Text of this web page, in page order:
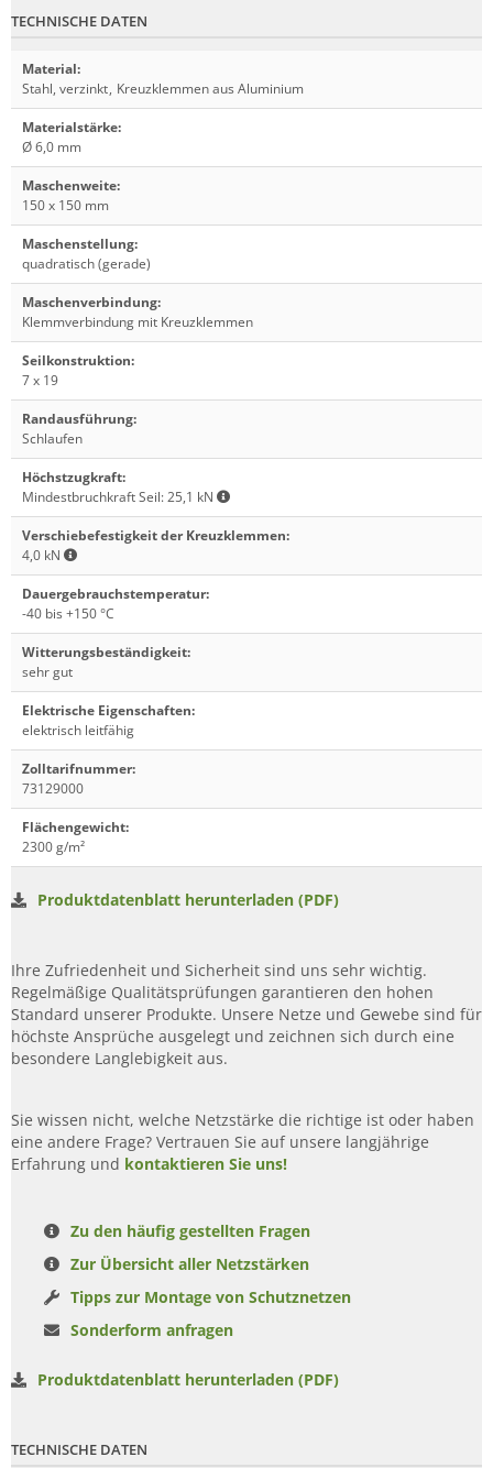
TECHNISCHE DATEN
Material:
Stahl, verzinkt, Kreuzklemmen aus Aluminium
Materialstärke:
Ø 6,0 mm
Maschenweite:
150 x 150 mm
Maschenstellung:
quadratisch (gerade)
Maschenverbindung:
Klemmverbindung mit Kreuzklemmen
Seilkonstruktion:
7 x 19
Randausführung:
Schlaufen
Höchstzugkraft:
Mindestbruchkraft Seil: 25,1 kN
Verschiebefestigkeit der Kreuzklemmen:
4,0 kN
Dauergebrauchstemperatur:
-40 bis +150 °C
Witterungsbeständigkeit:
sehr gut
Elektrische Eigenschaften:
elektrisch leitfähig
Zolltarifnummer:
73129000
Flächengewicht:
2300 g/m²
Produktdatenblatt herunterladen (PDF)
Ihre Zufriedenheit und Sicherheit sind uns sehr wichtig.
Regelmäßige Qualitätsprüfungen garantieren den hohen
Standard unserer Produkte. Unsere Netze und Gewebe sind für
höchste Ansprüche ausgelegt und zeichnen sich durch eine
besondere Langlebigkeit aus.
Sie wissen nicht, welche Netzstärke die richtige ist oder haben
eine andere Frage? Vertrauen Sie auf unsere langjährige
Erfahrung und kontaktieren Sie uns!
Zu den häufig gestellten Fragen
Zur Übersicht aller Netzstärken
Tipps zur Montage von Schutznetzen
Sonderform anfragen
Produktdatenblatt herunterladen (PDF)
TECHNISCHE DATEN